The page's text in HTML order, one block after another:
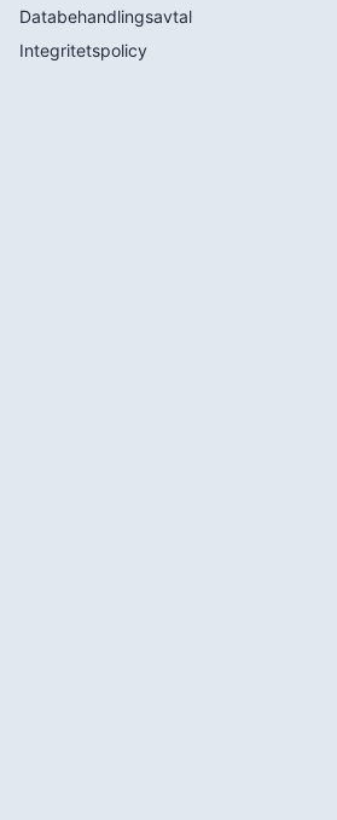
Databehandlingsavtal
Integritetspolicy